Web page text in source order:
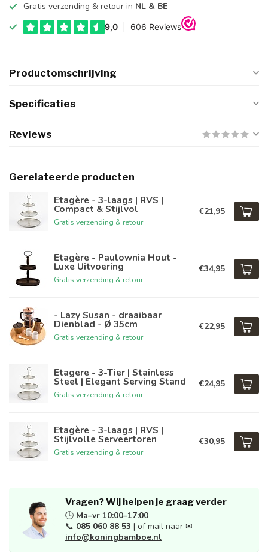
Gratis verzending & retour in NL & BE
Productomschrijving
Specificaties
Reviews
Gerelateerde producten
Etagère - 3-laags | RVS |
Compact & Stijlvol
Gratis verzending & retour
€21,95
Etagère - Paulownia Hout -
Luxe Uitvoering
Gratis verzending & retour
€34,95
- Lazy Susan - draaibaar
Dienblad - Ø 35cm
Gratis verzending & retour
€22,95
Etagere - 3-Tier | Stainless
Steel | Elegant Serving Stand
Gratis verzending & retour
€24,95
Etagère - 3-laags | RVS |
Stijlvolle Serveertoren
Gratis verzending & retour
€30,95
Vragen? Wij helpen je graag verder
🕒 Ma–vr 10:00–17:00
📞 085 060 88 53 | of mail naar ✉
info@koningbamboe.nl